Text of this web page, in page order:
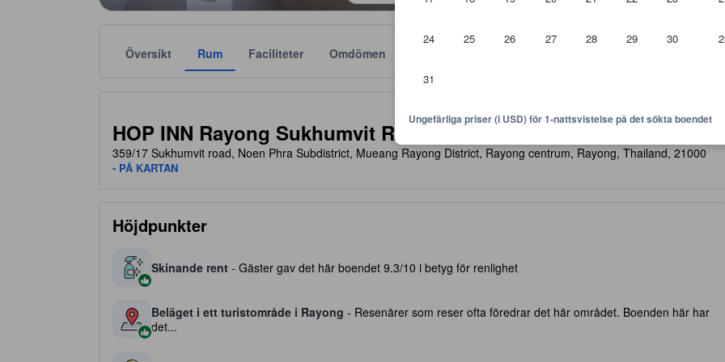
24 25 26 27 28 29 30
31
Ungefärliga priser (i USD) för 1-nattsvistelse på det sökta boendet
Översikt Rum Faciliteter Omdömen
HOP INN Rayong Sukhumvit Road
359/17 Sukhumvit road, Noen Phra Subdistrict, Mueang Rayong District, Rayong centrum, Rayong, Thailand, 21000
- PÅ KARTAN
Höjdpunkter
Skinande rent - Gäster gav det här boendet 9.3/10 i betyg för renlighet
Beläget i ett turistområde i Rayong - Resenärer som reser ofta föredrar det här området. Boenden här har
det...